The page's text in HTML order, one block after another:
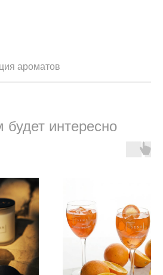
ароматов
интересно